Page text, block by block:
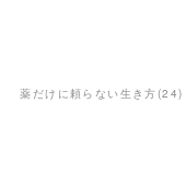
薬だけに頼らない生き方(24)